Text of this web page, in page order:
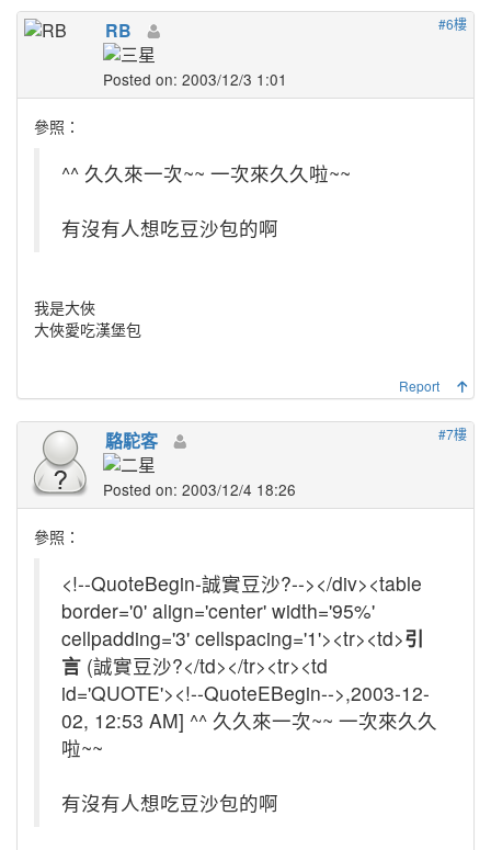
#6樓
RB
Posted on: 2003/12/3 1:01
參照：
^^ 久久來一次~~ 一次來久久啦~~
有沒有人想吃豆沙包的啊
我是大俠
大俠愛吃漢堡包
Report
#7樓
駱駝客
Posted on: 2003/12/4 18:26
參照：
<!--QuoteBegin-誠實豆沙?--></div><table
border='0' align='center' width='95%'
cellpadding='3' cellspacing='1'><tr><td>引
言 (誠實豆沙?</td></tr><tr><td
id='QUOTE'><!--QuoteEBegin-->,2003-12-
02, 12:53 AM] ^^ 久久來一次~~ 一次來久久
啦~~
有沒有人想吃豆沙包的啊